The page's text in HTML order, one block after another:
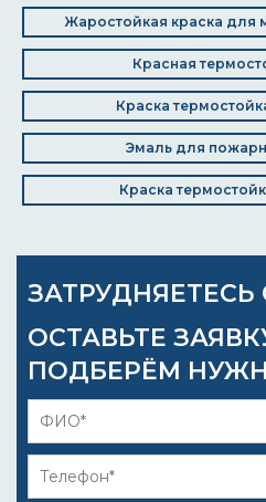
Жаростойкая краска для
Красная
Краска
Эмаль для
Краска
ОСТАВЬТЕ
ПОДБЕРЁМ